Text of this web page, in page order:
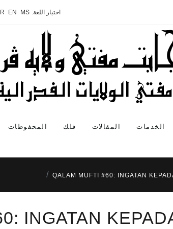
اختيار اللغة: MS
EN
الخدمات المقالات فلك المحفوظات
QALAM MUFTI #60: INGATAN
INGATAN